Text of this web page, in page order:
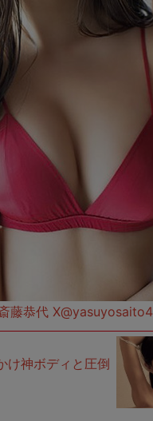
藤恭代 X@yasuyosaito4
け神ボディと圧倒